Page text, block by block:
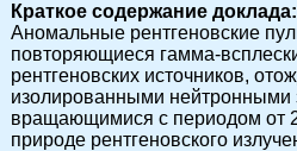
Краткое содержание доклада:
Аномальные рентгеновские
повторяющиеся гамма-
рентгеновских источников,
изолированными нейтронными
вращающимися с периодом от
природе рентгеновского